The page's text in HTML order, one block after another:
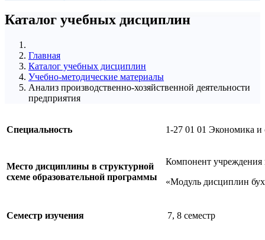
Каталог учебных дисциплин
Главная
Каталог учебных дисциплин
Учебно-методические материалы
Анализ производственно-хозяйственной деятельности
предприятия
Специальность 1-27 01 01 Экономика и
Место дисциплины в структурной
схеме образовательной программы
Компонент учреждения
«Модуль дисциплин
Семестр изучения 7, 8 семестр